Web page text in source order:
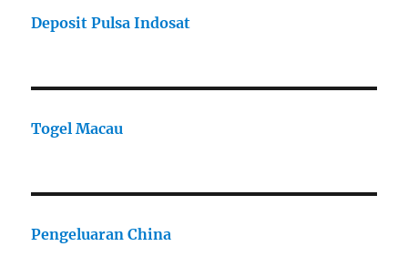
Deposit Pulsa Indosat
Togel Macau
Pengeluaran China